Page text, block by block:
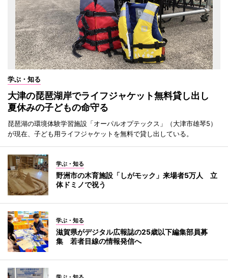
学ぶ・知る
大津の琵琶湖岸でライフジャケット無料貸し出し
夏休みの子どもの命守る
琵琶湖の環境体験学習施設「オーパルオプテックス」（大津市雄琴5）
が現在、子ども用ライフジャケットを無料で貸し出している。
学ぶ・知る
野洲市の木育施設「しがモック」来場者5万人 立
体ドミノで祝う
学ぶ・知る
滋賀県がデジタル広報誌の25歳以下編集部員募
集 若者目線の情報発信へ